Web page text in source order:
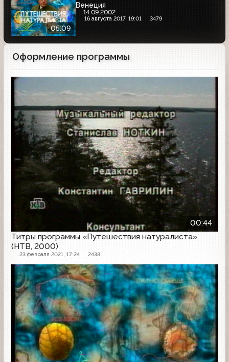
05:09
Венеция
14.09.2002
16 августа 2017, 19:01 3479
Оформление программы
00:44
Титры программы «Путешествия натуралиста»
(НТВ, 2000)
23 февраля 2021, 17:24 2438
Другое
Заставка программы